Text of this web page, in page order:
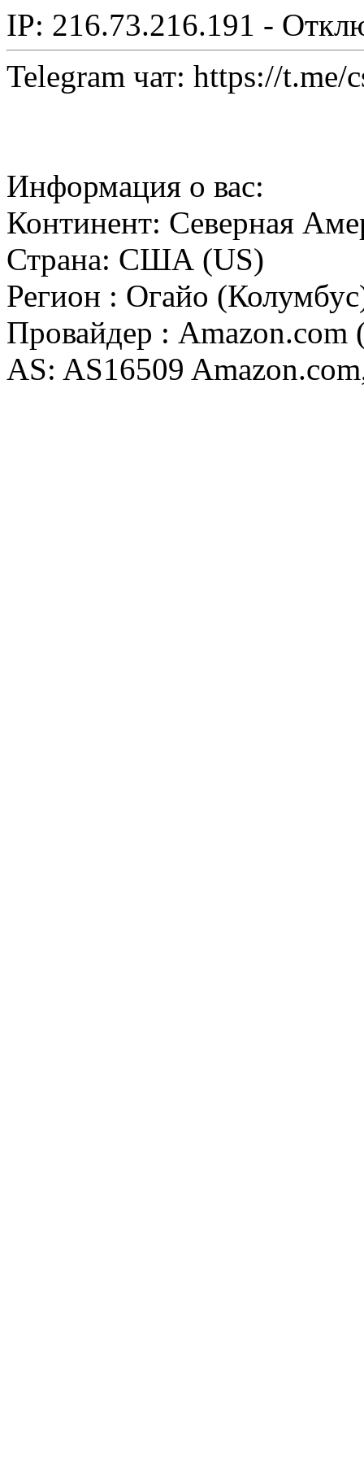
IP: 216.73.216.191 -
Telegram чат: https://t.me/
Информация о вас:
Континент: Северная
Страна: США (US)
Регион : Огайо
Провайдер :
AS: AS16509